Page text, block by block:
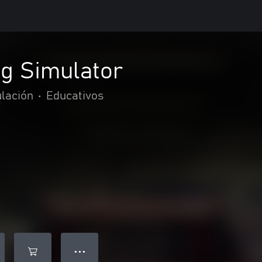
Simulator
• Educativos
● ● ●